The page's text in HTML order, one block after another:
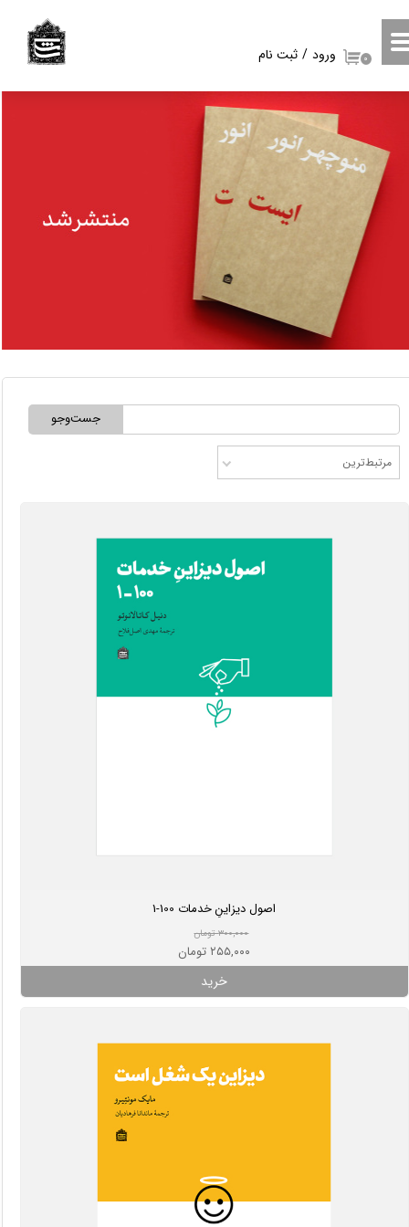
ورود / ثبت نام
حساب کاربری من
تغییر گذر واژه
خروج از حساب کاربری
۰
مرتبط‌ترین
اصول دیزاینِ خدمات 100-1
۳۰۰,۰۰۰ تومان
۲۵۵,۰۰۰ تومان
خرید
جست‌وجو